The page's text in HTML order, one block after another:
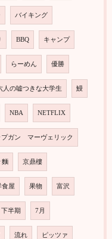
バイキング
BBQ キャンプ
らーめん 優勝
人の嘘つきな大学生 鰻
NBA NETFLIX
プガン マーヴェリック
麵 京鼎樓
食屋 果物 富沢
下半期 7月
流れ ピッツァ